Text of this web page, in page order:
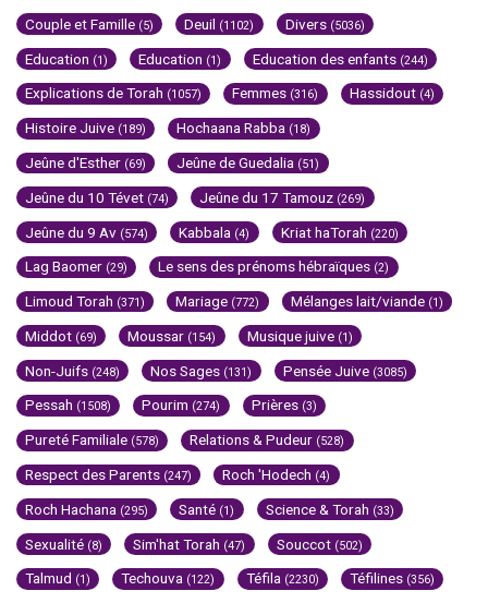
Couple et Famille (5) Deuil (1102) Divers (5036)
Education (1) Education (1) Education des enfants (244)
Explications de Torah (1057) Femmes (316) Hassidout (4)
Histoire Juive (189) Hochaana Rabba (18)
Jeûne d'Esther (69) Jeûne de Guedalia (51)
Jeûne du 10 Tévet (74) Jeûne du 17 Tamouz (269)
Jeûne du 9 Av (574) Kabbala (4) Kriat haTorah (220)
Lag Baomer (29) Le sens des prénoms hébraïques (2)
Limoud Torah (371) Mariage (772) Mélanges lait/viande (1)
Middot (69) Moussar (154) Musique juive (1)
Non-Juifs (248) Nos Sages (131) Pensée Juive (3085)
Pessah (1508) Pourim (274) Prières (3)
Pureté Familiale (578) Relations & Pudeur (528)
Respect des Parents (247) Roch 'Hodech (4)
Roch Hachana (295) Santé (1) Science & Torah (33)
Sexualité (8) Sim'hat Torah (47) Souccot (502)
Talmud (1) Techouva (122) Téfila (2230) Téfilines (356)